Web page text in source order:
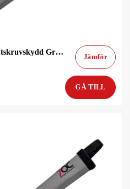
7OC Vantskruvskydd Grå 52cm
Jämför
GÅ TILL